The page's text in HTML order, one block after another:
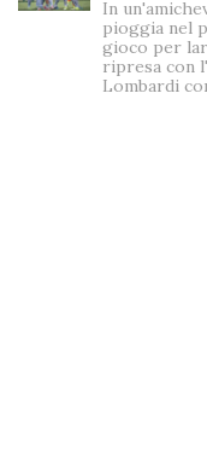
In
pioggia nel
gioco per
ripresa con
Lombardi